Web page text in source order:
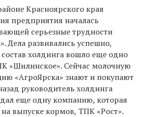
Красноярского края
предприятия началась
серьезные трудности
Дела развивались успешно,
состав холдинга вошло еще одно
«Шилинское». Сейчас молочную
«АгроЯрска» знают и покупают
руководитель холдинга
еще одну компанию, которая
на выпуске кормов, ТПК «Рост».